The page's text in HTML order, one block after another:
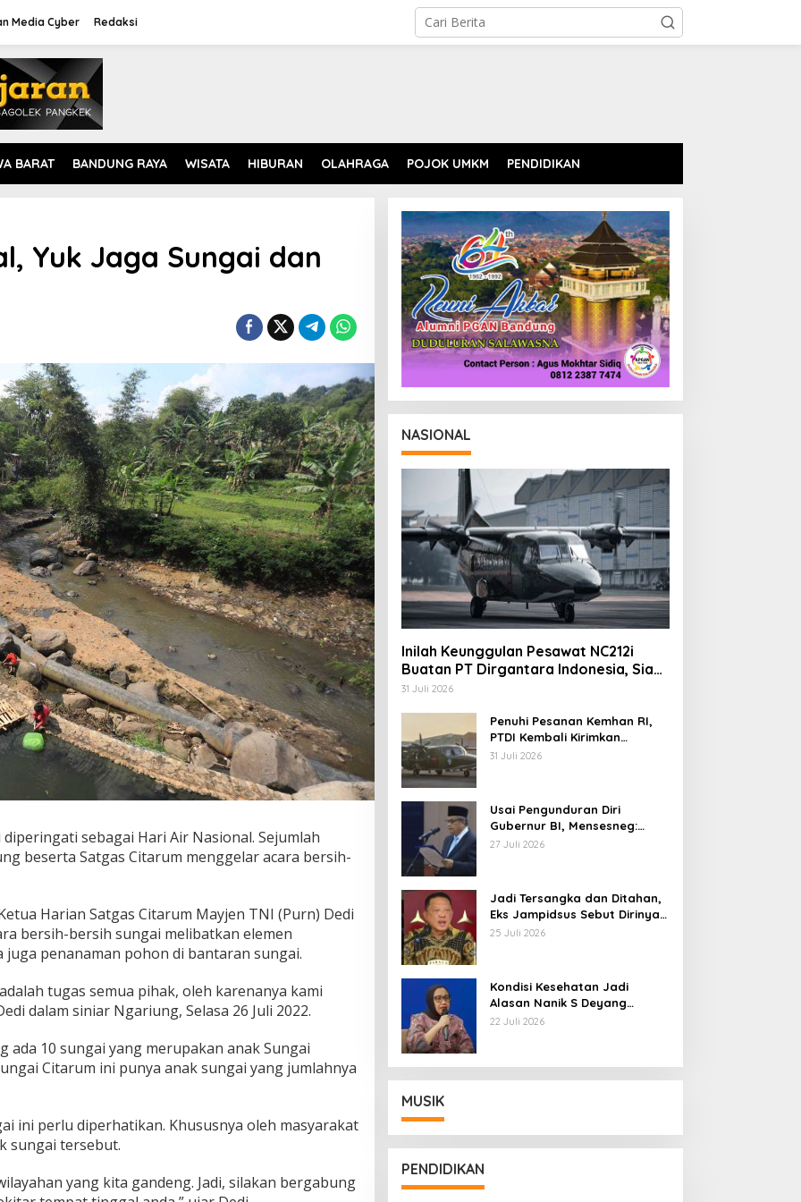
Media Cyber Redaksi
BARAT BANDUNG RAYA WISATA HIBURAN OLAHRAGA POJOK UMKM PENDIDIKAN
Yuk Jaga Sungai dan
sebagai Hari Air Nasional. Sejumlah
beserta Satgas Citarum menggelar acara bersih-
Harian Satgas Citarum Mayjen TNI (Purn) Dedi
bersih-bersih sungai melibatkan elemen
juga penanaman pohon di bantaran sungai.
tugas semua pihak, oleh karenanya kami
dalam siniar Ngariung, Selasa 26 Juli 2022.
ada 10 sungai yang merupakan anak Sungai
Citarum ini punya anak sungai yang jumlahnya
ini perlu diperhatikan. Khususnya oleh masyarakat
sungai tersebut.
yang kita gandeng. Jadi, silakan bergabung
NASIONAL
Inilah Keunggulan Pesawat NC212i
Buatan PT Dirgantara Indonesia, Siap
Dukung Berbagai Operasi TNI
31 Juli 2026
Penuhi Pesanan Kemhan RI,
PTDI Kembali Kirimkan
Pesawat NC212i ke Pangkalan
31 Juli 2026
Usai Pengunduran Diri
Gubernur BI, Mensesneg:
Segera Terbit Keppres
27 Juli 2026
Jadi Tersangka dan Ditahan,
Eks Jampidsus Sebut Dirinya
Korban Kriminalisasi
25 Juli 2026
Kondisi Kesehatan Jadi
Alasan Nanik S Deyang
Mundur dari BGN, Prabowo
22 Juli 2026
MUSIK
PENDIDIKAN